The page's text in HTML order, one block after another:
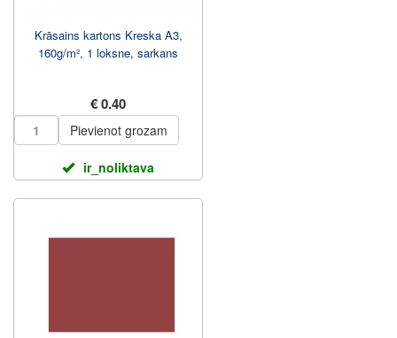
Krāsains kartons Kreska A3,
160g/m², 1 loksne, sarkans
€ 0.40
Pievienot grozam
ir_noliktava